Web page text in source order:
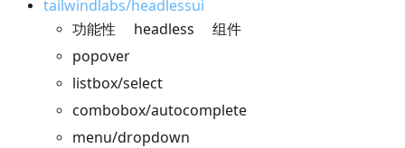
tailwindlabs/headlessui
功能性 headless 组件
popover
listbox/select
combobox/autocomplete
menu/dropdown